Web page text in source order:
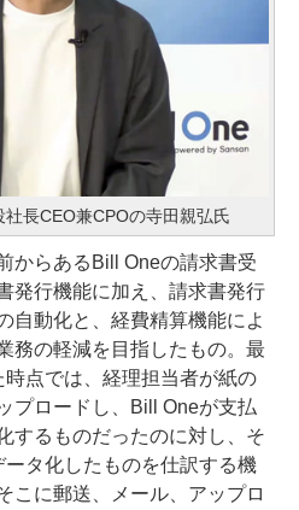
長CEO兼CPOの寺田親弘氏
からあるBill Oneの請求書受
発行機能に加え、請求書発行
自動化と、経費精算機能によ
務の軽減を目指したもの。最
点では、経理担当者が紙の
プロードし、Bill Oneが支払
するものだったのに対し、そ
タ化したものを仕訳する機
こに郵送、メール、アップロ